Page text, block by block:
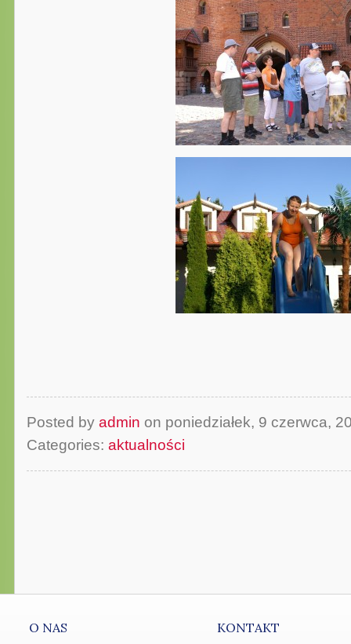
Posted by admin on poniedziałek, 9 czerwca,
Categories: aktualności
O NAS KONTAKT